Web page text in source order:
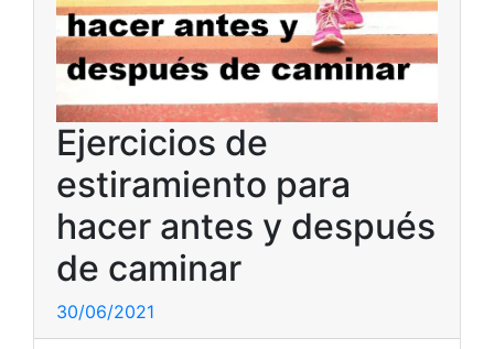
Ejercicios de
estiramiento para
hacer antes y después
de caminar
30/06/2021